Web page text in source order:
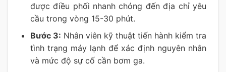
được điều phối nhanh chóng đến địa chỉ yêu
cầu trong vòng 15-30 phút.
Bước 3: Nhân viên kỹ thuật tiến hành kiểm tra
tình trạng máy lạnh để xác định nguyên nhân
và mức độ sự cố cần bơm ga.